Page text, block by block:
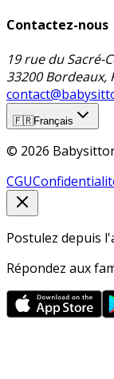
Contactez-nous
19 rue du Sacré-
33200 Bordeaux,
🇫🇷Français
© 2026
CGU
Postulez depuis
Répondez aux